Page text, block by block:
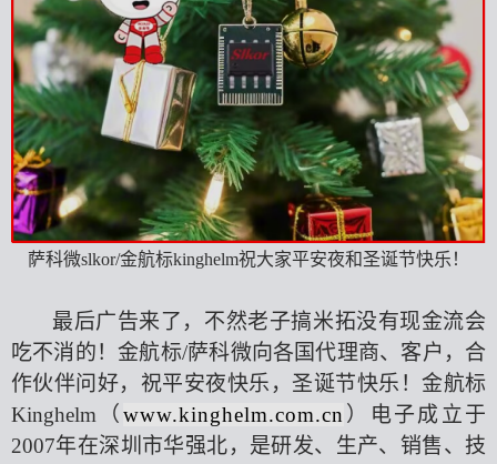
萨科微slkor/金航标kinghelm祝大家平安夜和圣诞节快乐！
最后广告来了，不然老子搞米拓没有现金流会
吃不消的！金航标/萨科微向各国代理商、客户，合
作伙伴问好，祝平安夜快乐，圣诞节快乐！金航标
Kinghelm（www.kinghelm.com.cn ）电子成立于
2007年在深圳市华强北，是研发、生产、销售、技